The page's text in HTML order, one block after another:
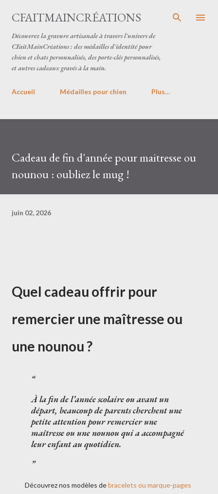
Accéder au contenu principal
CFAITMAINCRÉATIONS
Découvrez la gravure artisanale à travers l'univers de
CFaitMainCréations : des médailles d'identité pour
chien et chats personnalisés, des porte-clés personnalisés,
et autres cadeaux gravés à la main.
Accueil Médailles pour chien Plus…
Cadeau de fin d'année pour maitresse ou
nounou : oubliez le mug !
juin 02, 2026
Quel cadeau offrir pour
remercier une maîtresse ou
une nounou ?
À la fin de l’année scolaire ou avant un
départ, beaucoup de parents cherchent une
petite attention pour remercier une
maîtresse ou une nounou qui a accompagné
leur enfant au quotidien.
Découvrez nos modèles debracelets ou marque-pages